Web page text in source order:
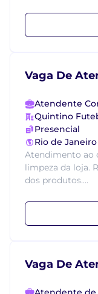
Vaga De
Atendente
Quintino
Presencial
Rio de Janeiro
Atendimento ao
limpeza da loja.
dos produtos....
Vaga De